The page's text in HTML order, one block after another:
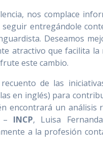
nos complace
seguir entregándole
Deseamos
atractivo que facilita la
este cambio.
de las
en inglés) para
encontrará un análisis
– INCP, Luisa
a la profesión